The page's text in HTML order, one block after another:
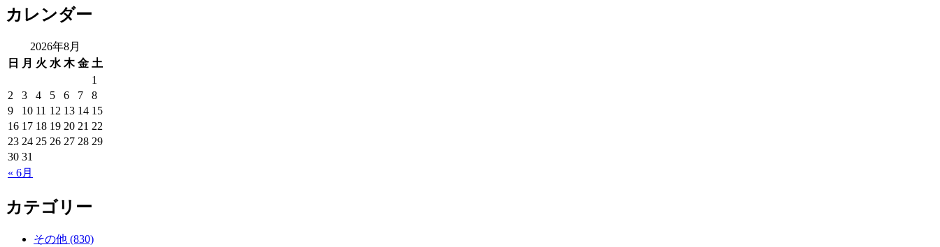
カレンダー
2026年8月
日
月 火 水 木 金 土
« 6月
1
2
3 4 5 6 7
8
9
10 11 12 13 14 15
16 17 18 19 20 21 22
23 24 25 26 27 28 29
30 31
カテゴリー
その他 (830)